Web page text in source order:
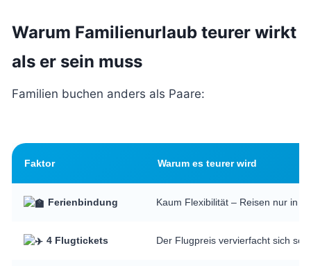
Warum Familienurlaub teurer wirkt
als er sein muss
Familien buchen anders als Paare:
Faktor Warum es teurer wird
Ferienbindung Kaum Flexibilität – Reisen nur in
4 Flugtickets Der Flugpreis vervierfacht sich